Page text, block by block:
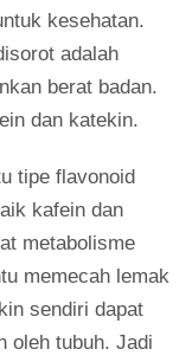
kesehatan.
adalah
berat badan.
dan katekin.
tipe flavonoid
kafein dan
metabolisme
memecah lemak
sendiri dapat
oleh tubuh. Jadi